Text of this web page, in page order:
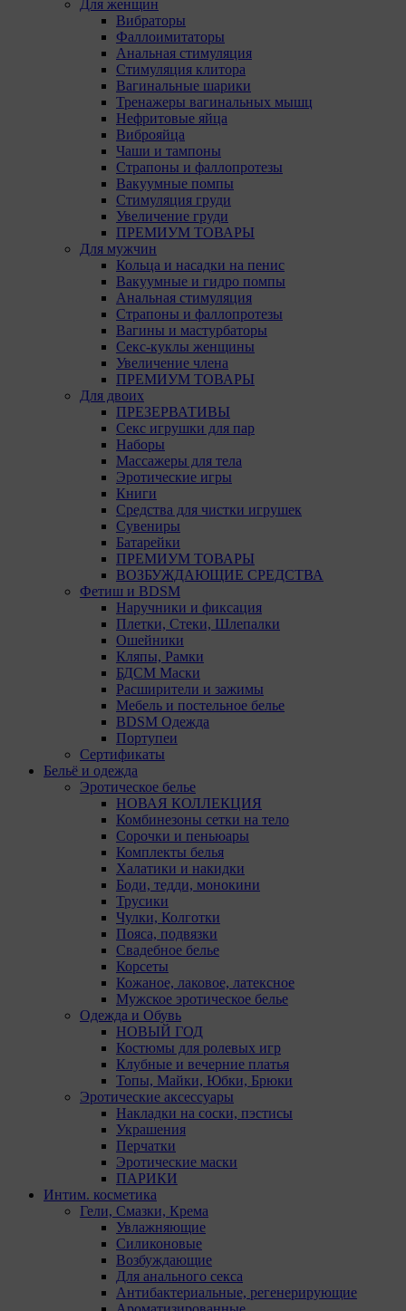
Для женщин
Вибраторы
Фаллоимитаторы
Анальная стимуляция
Стимуляция клитора
Вагинальные шарики
Тренажеры вагинальных мышц
Нефритовые яйца
Виброяйца
Чаши и тампоны
Страпоны и фаллопротезы
Вакуумные помпы
Стимуляция груди
Увеличение груди
ПРЕМИУМ ТОВАРЫ
Для мужчин
Кольца и насадки на пенис
Вакуумные и гидро помпы
Анальная стимуляция
Страпоны и фаллопротезы
Вагины и мастурбаторы
Секс-куклы женщины
Увеличение члена
ПРЕМИУМ ТОВАРЫ
Для двоих
ПРЕЗЕРВАТИВЫ
Секс игрушки для пар
Наборы
Массажеры для тела
Эротические игры
Книги
Средства для чистки игрушек
Сувениры
Батарейки
ПРЕМИУМ ТОВАРЫ
ВОЗБУЖДАЮЩИЕ СРЕДСТВА
Фетиш и BDSM
Наручники и фиксация
Плетки, Стеки, Шлепалки
Ошейники
Кляпы, Рамки
БДСМ Маски
Расширители и зажимы
Мебель и постельное белье
BDSM Одежда
Портупеи
Сертификаты
Бельё и одежда
Эротическое белье
НОВАЯ КОЛЛЕКЦИЯ
Комбинезоны сетки на тело
Сорочки и пеньюары
Комплекты белья
Халатики и накидки
Боди, тедди, монокини
Трусики
Чулки, Колготки
Пояса, подвязки
Свадебное белье
Корсеты
Кожаное, лаковое, латексное
Мужское эротическое белье
Одежда и Обувь
НОВЫЙ ГОД
Костюмы для ролевых игр
Клубные и вечерние платья
Топы, Майки, Юбки, Брюки
Эротические аксессуары
Накладки на соски, пэстисы
Украшения
Перчатки
Эротические маски
ПАРИКИ
Интим. косметика
Гели, Смазки, Крема
Увлажняющие
Силиконовые
Возбуждающие
Для анального секса
Антибактериальные, регенерирующие